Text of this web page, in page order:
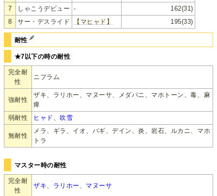
7
しゃこうデビュー -
162(31)
8
サー・デスライド 【マヒャド】 195(33)
耐性
★7以下の時の耐性
完全耐
性
ニフラム
強耐性
ザキ、ラリホー、マヌーサ、メダパニ、マホトーン、毒、麻
痺
弱耐性
ヒャド 、 吹雪
無耐性
メラ、ギラ、イオ、バギ、デイン、炎、岩石、ルカニ、マホ
トラ
マスター時の耐性
完全耐
性
ザキ、 ラリホー 、 マヌーサ